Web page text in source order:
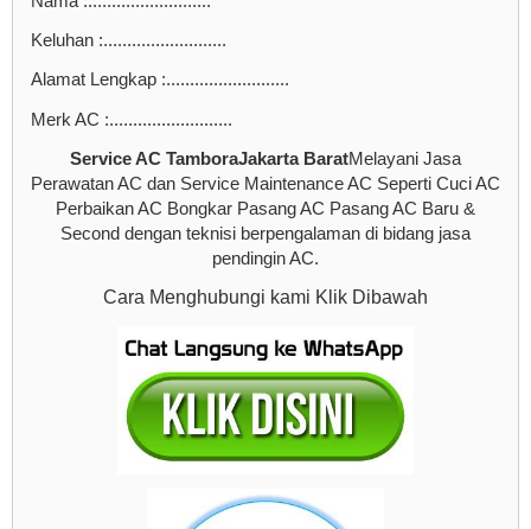
Keluhan :..........................
Alamat Lengkap :..........................
Merk AC :..........................
Service AC TamboraJakarta BaratMelayani Jasa
Perawatan AC dan Service Maintenance AC Seperti Cuci AC
Perbaikan AC Bongkar Pasang AC Pasang AC Baru &
Second dengan teknisi berpengalaman di bidang jasa
pendingin AC.
Cara Menghubungi kami Klik Dibawah